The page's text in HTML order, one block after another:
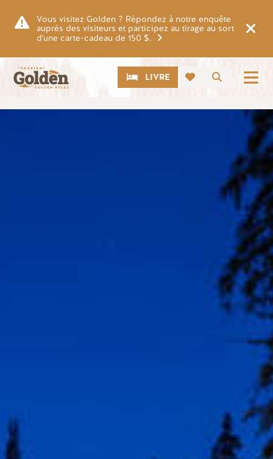
Vous visitez Golden ? Répondez à notre enquête
auprès des visiteurs et participez au tirage au sort
d'une carte-cadeau de 150 $.
CTALIVRE